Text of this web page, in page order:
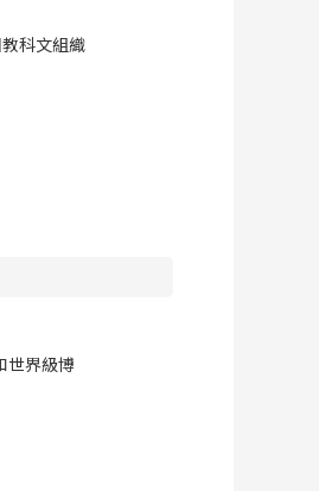
科文組織
世界級博